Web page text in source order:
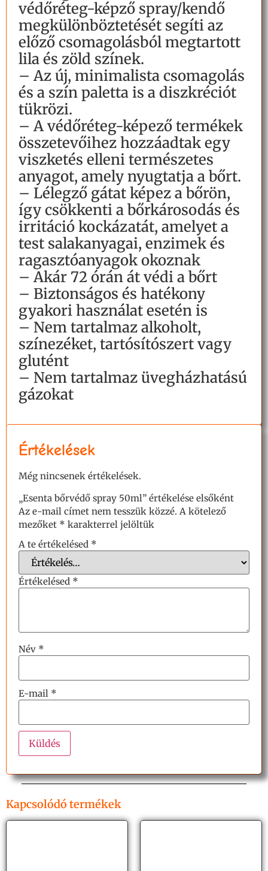
védőréteg-képző spray/kendő
megkülönböztetését segíti az
előző csomagolásból megtartott
lila és zöld színek.
– Az új, minimalista csomagolás
és a szín paletta is a diszkréciót
tükrözi.
– A védőréteg-képező termékek
összetevőihez hozzáadtak egy
viszketés elleni természetes
anyagot, amely nyugtatja a bőrt.
– Lélegző gátat képez a bőrön,
így csökkenti a bőrkárosodás és
irritáció kockázatát, amelyet a
test salakanyagai, enzimek és
ragasztóanyagok okoznak
– Akár 72 órán át védi a bőrt
– Biztonságos és hatékony
gyakori használat esetén is
– Nem tartalmaz alkoholt,
színezéket, tartósítószert vagy
glutént
– Nem tartalmaz üvegházhatású
gázokat
Értékelések
Még nincsenek értékelések.
„Esenta bőrvédő spray 50ml” értékelése elsőként
Az e-mail címet nem tesszük közzé. A kötelező
mezőket * karakterrel jelöltük
A te értékelésed *
Értékelésed *
Név *
E-mail *
Kapcsolódó termékek